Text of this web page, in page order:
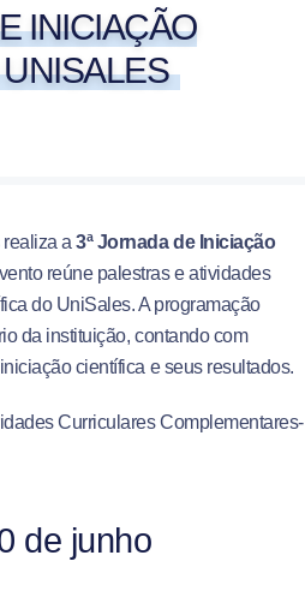
INICIAÇÃO
realiza a3ª Jornada de Iniciação
reúne palestras e atividades
do UniSales. A programação
da instituição, contando com
científica e seus resultados.
Curriculares Complementares-
de junho